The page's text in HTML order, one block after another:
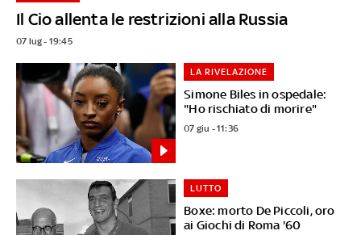
Il Cio allenta le restrizioni alla Russia
07 lug - 19:45
Simone Biles in ospedale:
"Ho rischiato di morire"
LA RIVELAZIONE
07 giu - 11:36
Boxe: morto De Piccoli, oro
ai Giochi di Roma '60
LUTTO